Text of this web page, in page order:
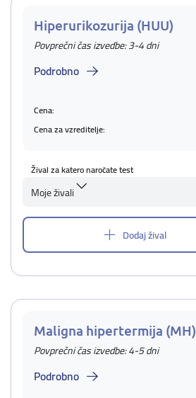
Hiperurikozurija (HUU)
Povprečni čas izvedbe: 3-4 dni
Podrobno
Cena:
Cena za vzreditelje:
Žival za katero naročate test
Moje živali
Dodaj žival
Maligna hipertermija (MH)
Povprečni čas izvedbe: 4-5 dni
Podrobno